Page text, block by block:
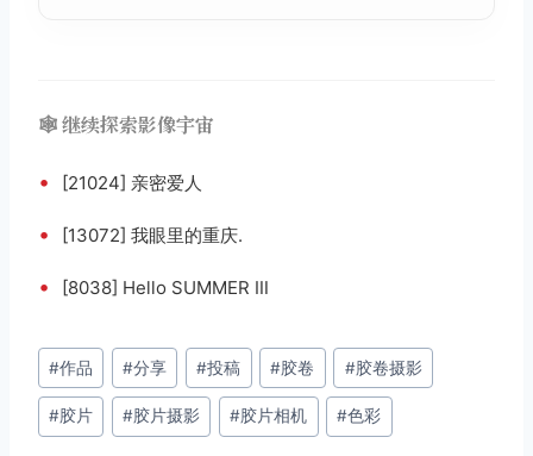
🕸️ 继续探索影像宇宙
• [21024] 亲密爱人
• [13072] 我眼里的重庆.
• [8038] Hello SUMMER Ⅲ
文
章
标
#作品 #分享 #投稿 #胶卷 #胶卷摄影
#胶片 #胶片摄影 #胶片相机 #色彩